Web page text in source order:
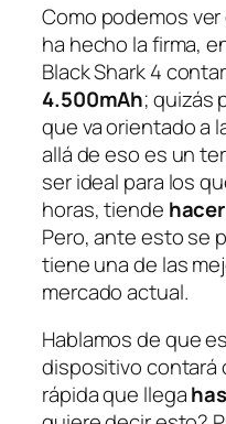
Como podemos
ha hecho la firma,
Black Shark 4
4.500mAh; quizás
que va orientado a
allá de eso es un
ser ideal para los
horas, tiende
Pero, ante esto se
tiene una de las
mercado actual.
Hablamos de que
dispositivo contará
rápida que llega